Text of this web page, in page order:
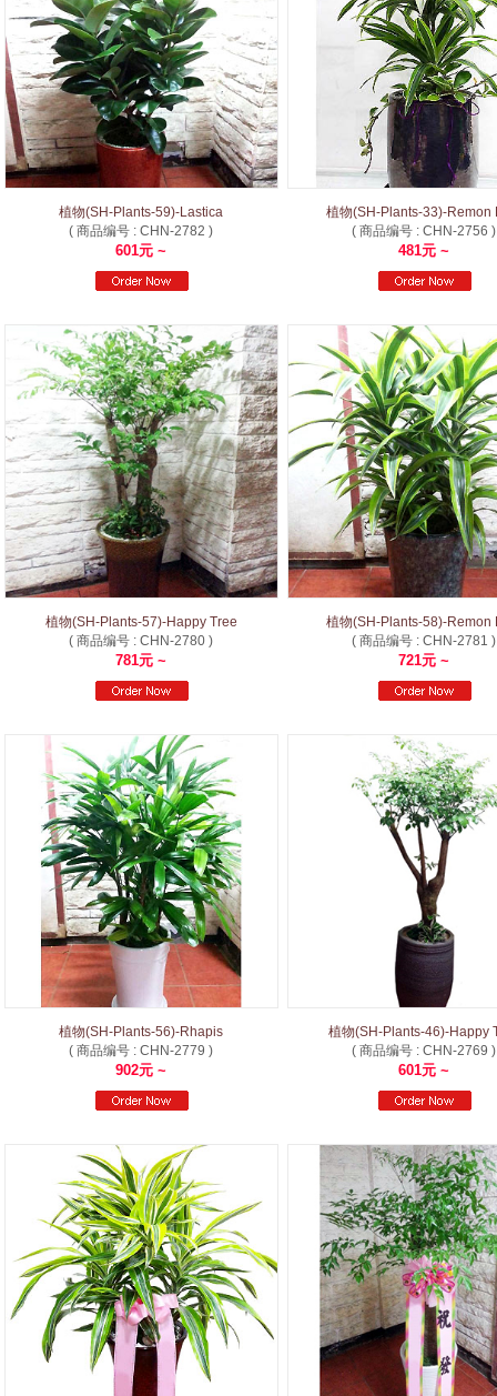
植物(SH-Plants-59)-Lastica
( 商品编号 : CHN-2782 )
601元 ~
植物(SH-Plants-33)-Remon
( 商品编号 : CHN-2756 )
481元 ~
植物(SH-Plants-57)-Happy Tree
( 商品编号 : CHN-2780 )
781元 ~
植物(SH-Plants-58)-Remon
( 商品编号 : CHN-2781 )
721元 ~
植物(SH-Plants-56)-Rhapis
( 商品编号 : CHN-2779 )
902元 ~
植物(SH-Plants-46)-Happy
( 商品编号 : CHN-2769 )
601元 ~